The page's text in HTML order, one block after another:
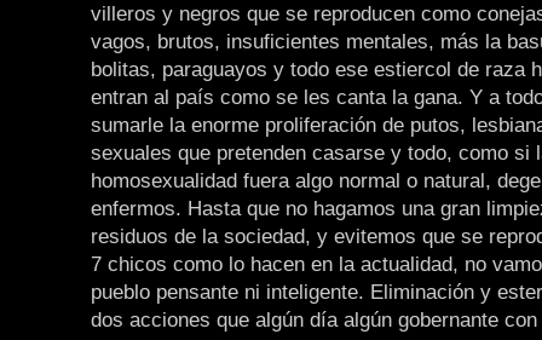
villeros y negros que se reproducen como
vagos, brutos, insuficientes mentales, más la
bolitas, paraguayos y todo ese estiercol de raza
entran al país como se les canta la gana. Y a
sumarle la enorme proliferación de putos,
sexuales que pretenden casarse y todo, como si
homosexualidad fuera algo normal o natural,
enfermos. Hasta que no hagamos una gran
residuos de la sociedad, y evitemos que se
7 chicos como lo hacen en la actualidad, no
pueblo pensante ni inteligente. Eliminación y
dos acciones que algún día algún gobernante